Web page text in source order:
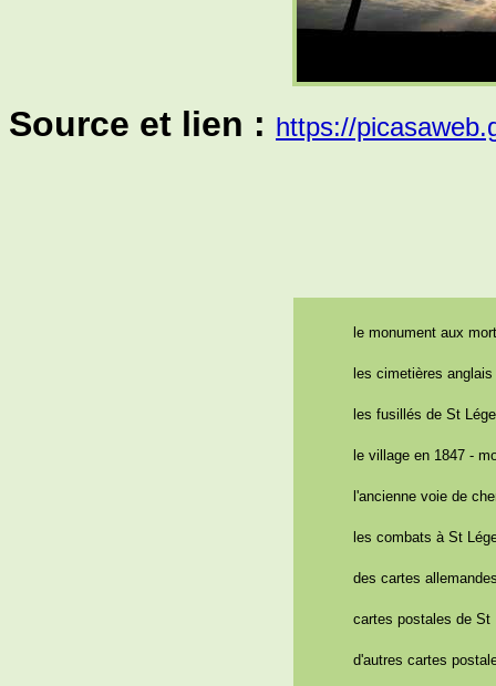
Source et lien : https://
le monument aux
les cimetières anglais
les fusillés de St
le village en 1847 -
l'ancienne voie de
les combats à St
des cartes
cartes postales de St
d'autres cartes